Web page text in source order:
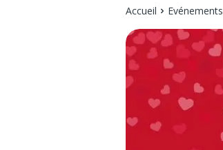
Accueil Evénements